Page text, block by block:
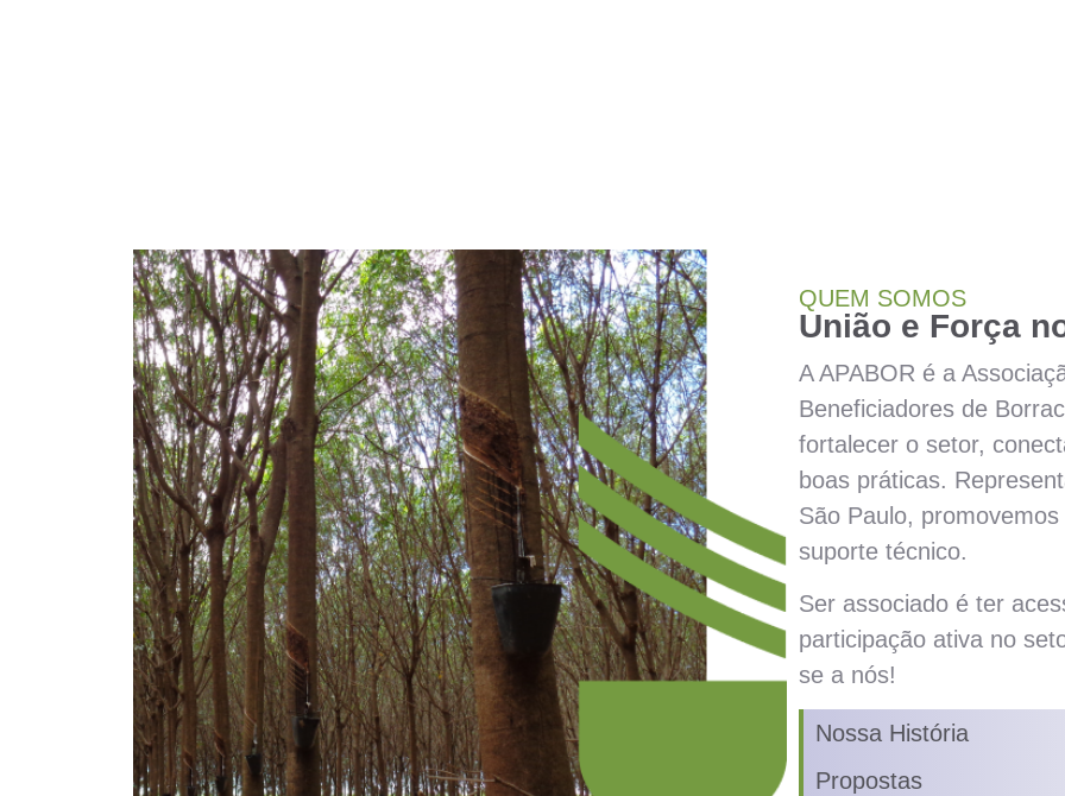
QUEM SOMOS
União e Força
A APABOR é a
Beneficiadores de
fortalecer o setor,
boas práticas.
São Paulo,
suporte técnico.
Ser associado é ter
participação ativa no
se a nós!
Nossa História
Propostas